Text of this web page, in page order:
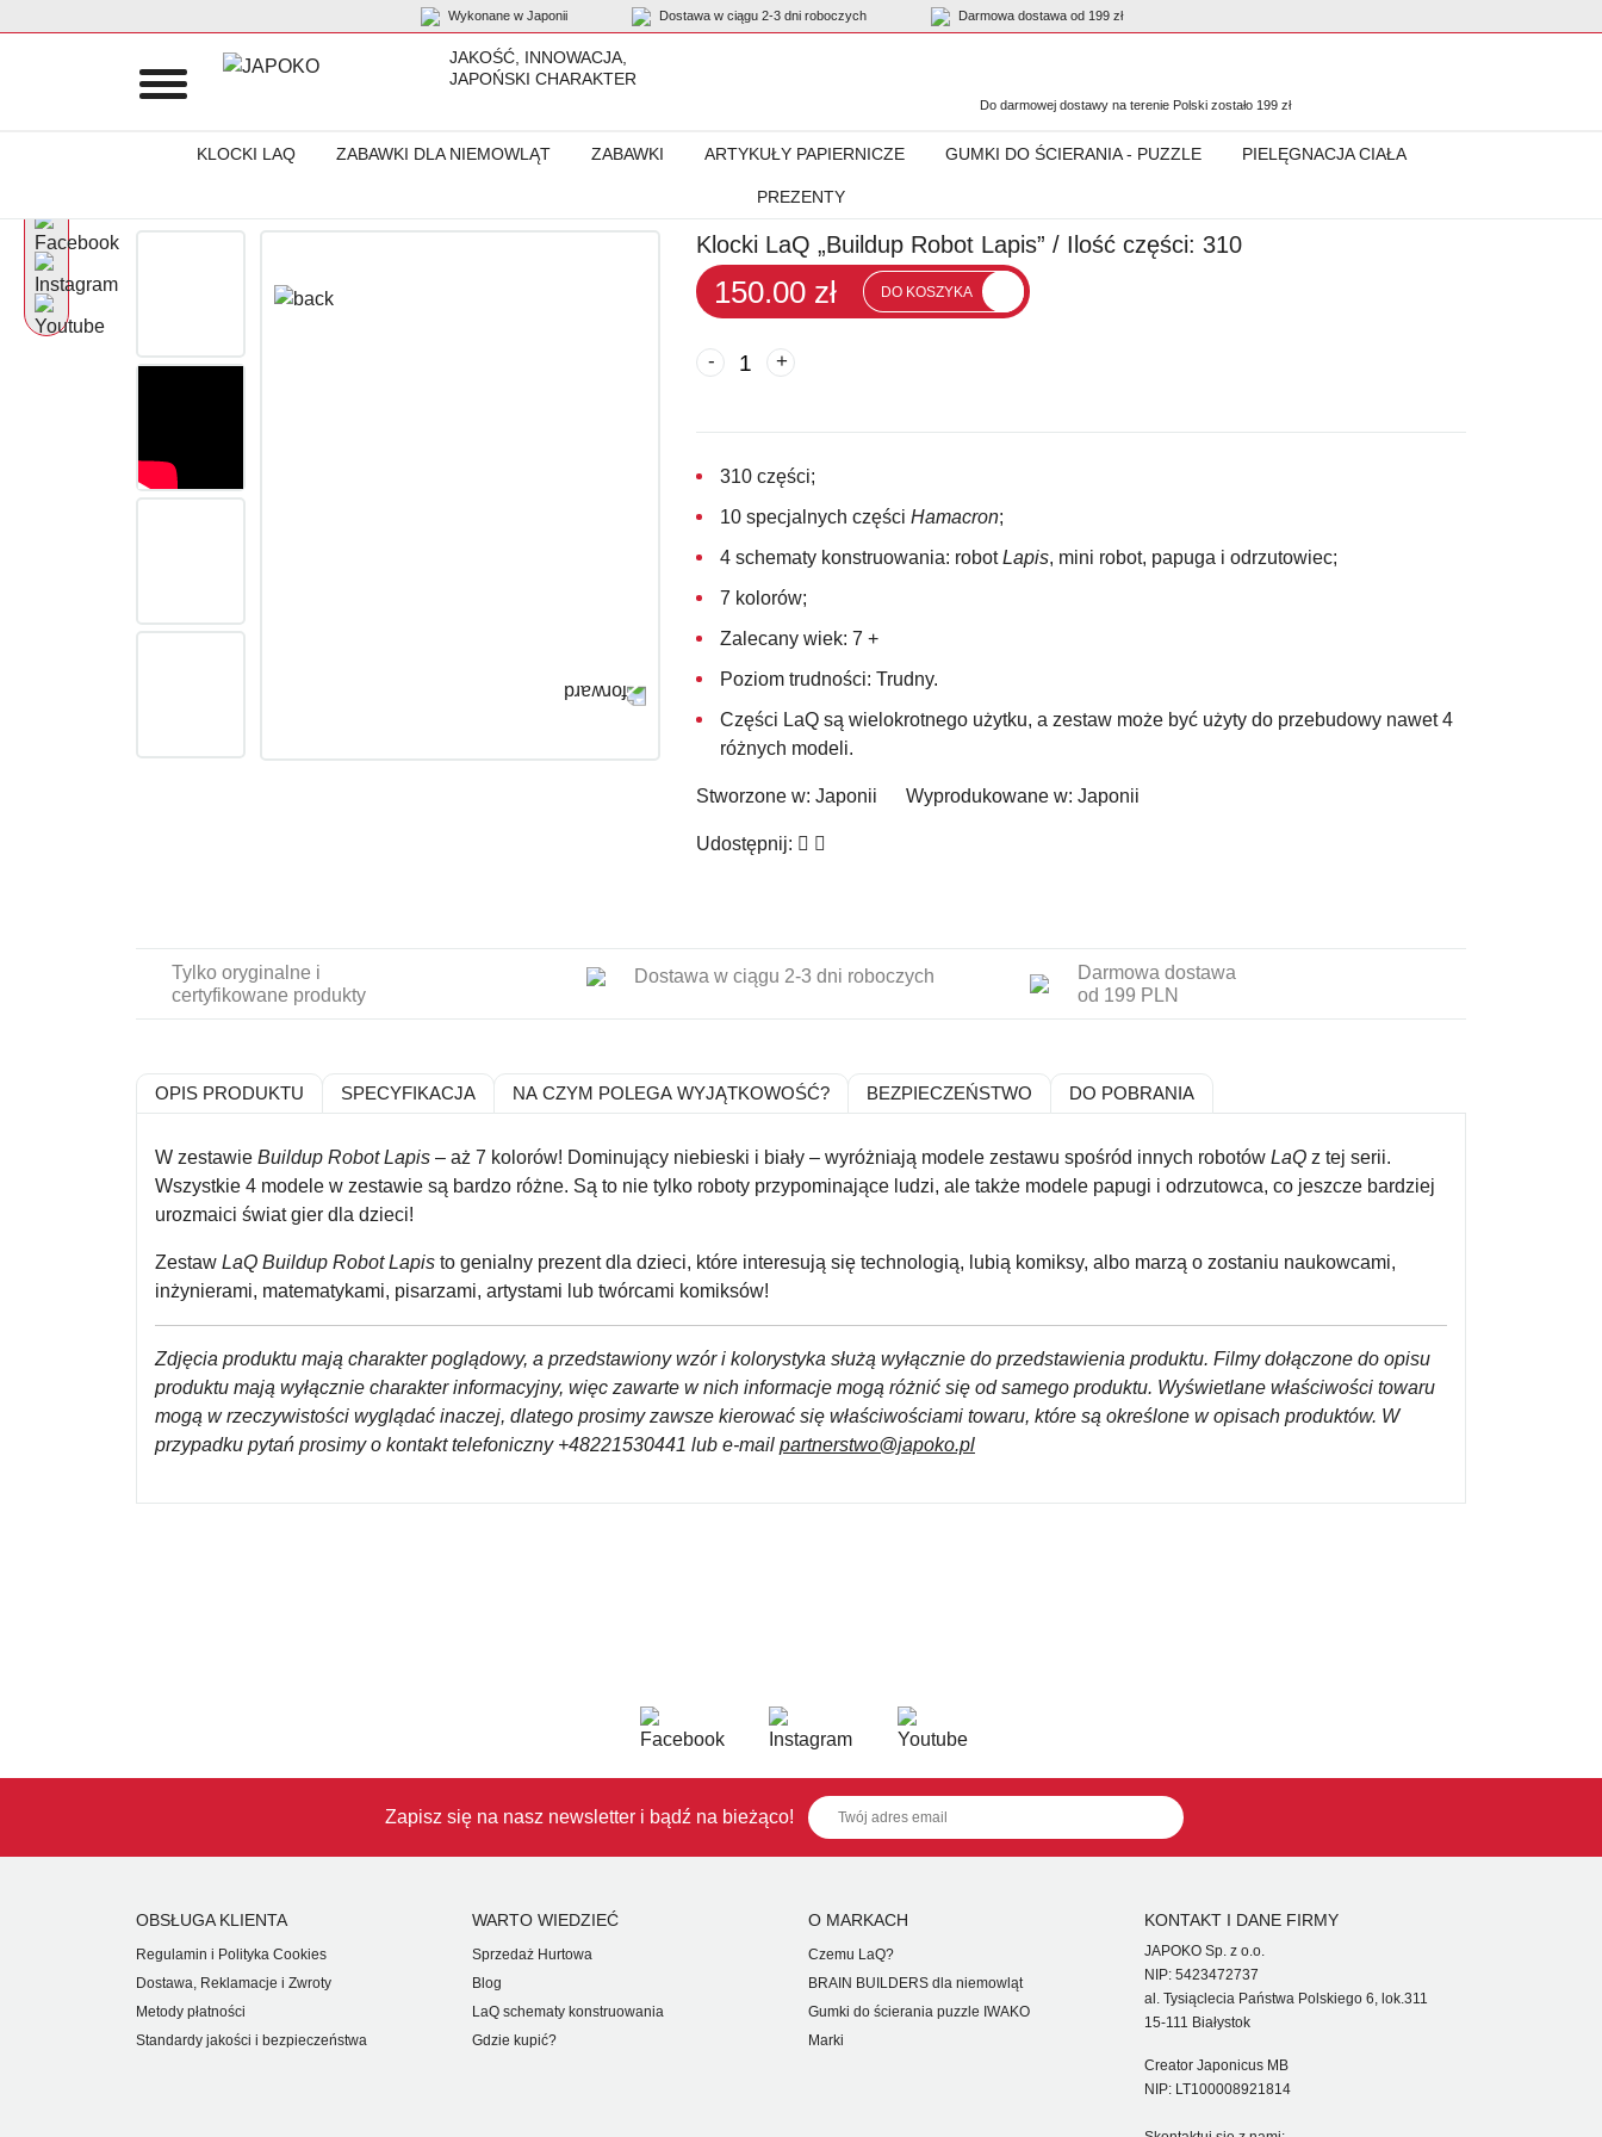
Wykonane w Japonii Dostawa w ciągu 2-3 dni roboczych Darmowa dostawa od 199 zł
JAKOŚĆ, INNOWACJA,
JAPOŃSKI CHARAKTER
Do darmowej dostawy na terenie Polski zostało 199 zł
KLOCKI LAQ ZABAWKI DLA NIEMOWLĄT ZABAWKI ARTYKUŁY PAPIERNICZE GUMKI DO ŚCIERANIA - PUZZLE PIELĘGNACJA CIAŁA
PREZENTY
Klocki LaQ „Buildup Robot Lapis” / Ilość części: 310
150.00 zł DO KOSZYKA
- +
310 części;
10 specjalnych części Hamacron;
4 schematy konstruowania: robotLapis, mini robot, papuga i odrzutowiec;
7 kolorów;
Zalecany wiek: 7 +
Poziom trudności: Trudny.
Części LaQ są wielokrotnego użytku, a zestaw może być użyty do przebudowy nawet 4
różnych modeli.
Stworzone w: Japonii Wyprodukowane w: Japonii
Udostępnij:
Tylko oryginalne i
certyfikowane produkty
Dostawa w ciągu 2-3 dni roboczych
Darmowa dostawa
od 199 PLN
OPIS PRODUKTU SPECYFIKACJA NA CZYM POLEGA WYJĄTKOWOŚĆ? BEZPIECZEŃSTWO DO POBRANIA
W zestawie Buildup Robot Lapis – aż 7 kolorów! Dominujący niebieski i biały – wyróżniają modele zestawu spośród innych robotów LaQ z tej serii.
Wszystkie 4 modele w zestawie są bardzo różne. Są to nie tylko roboty przypominające ludzi, ale także modele papugi i odrzutowca, co jeszcze bardziej
urozmaici świat gier dla dzieci!
Zestaw LaQ Buildup Robot Lapis to genialny prezent dla dzieci, które interesują się technologią, lubią komiksy, albo marzą o zostaniu naukowcami,
inżynierami, matematykami, pisarzami, artystami lub twórcami komiksów!
Zdjęcia produktu mają charakter poglądowy, a przedstawiony wzór i kolorystyka służą wyłącznie do przedstawienia produktu. Filmy dołączone do opisu
produktu mają wyłącznie charakter informacyjny, więc zawarte w nich informacje mogą różnić się od samego produktu. Wyświetlane właściwości towaru
mogą w rzeczywistości wyglądać inaczej, dlatego prosimy zawsze kierować się właściwościami towaru, które są określone w opisach produktów. W
przypadku pytań prosimy o kontakt telefoniczny +48221530441 lub e-mail partnerstwo@japoko.pl
Zapisz się na nasz newsletter i bądź na bieżąco!
OBSŁUGA KLIENTA
Regulamin i Polityka Cookies
Dostawa, Reklamacje i Zwroty
Metody płatności
Standardy jakości i bezpieczeństwa
WARTO WIEDZIEĆ
Sprzedaż Hurtowa
Blog
LaQ schematy konstruowania
Gdzie kupić?
O MARKACH
Czemu LaQ?
BRAIN BUILDERS dla niemowląt
Gumki do ścierania puzzle IWAKO
Marki
KONTAKT I DANE FIRMY
JAPOKO Sp. z o.o.
NIP: 5423472737
al. Tysiąclecia Państwa Polskiego 6, lok.311
15-111 Białystok
Creator Japonicus MB
NIP: LT100008921814